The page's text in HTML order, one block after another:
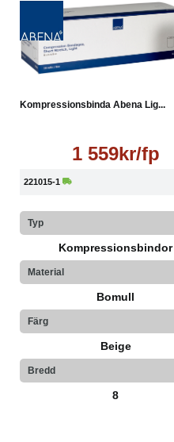
Kompressionsbinda Abena Lig...
1 559kr/fp
221015-1
Typ
Kompressionsbindor
Material
Bomull
Färg
Beige
Bredd
8